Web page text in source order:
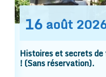
16 août
Histoires et secrets
! (Sans réservation).